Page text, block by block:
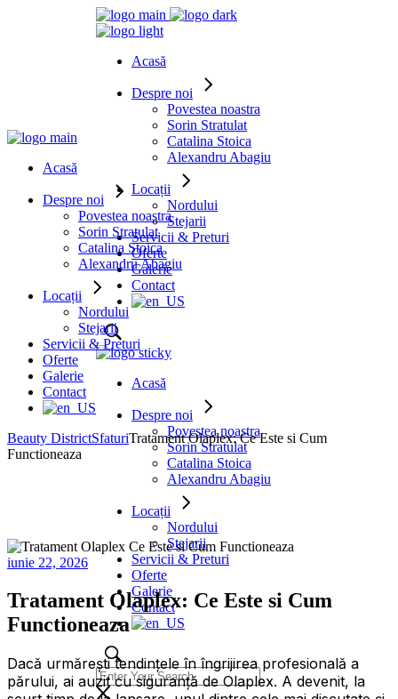
Acasă
Despre noi
Povestea noastra
Sorin Stratulat
Catalina Stoica
Alexandru Abagiu
Locații
Nordului
Stejarii
Servicii & Preturi
Oferte
Galerie
Contact
Acasă
Despre noi
Povestea noastra
Sorin Stratulat
Catalina Stoica
Alexandru Abagiu
Locații
Nordului
Stejarii
Servicii & Preturi
Oferte
Galerie
Contact
Acasă
Despre noi
Povestea noastra
Sorin Stratulat
Catalina Stoica
Alexandru Abagiu
Locații
Nordului
Stejarii
Servicii & Preturi
Oferte
Galerie
Contact
Beauty DistrictSfaturiTratament Olaplex: Ce Este si Cum
Functioneaza
iunie 22, 2026
Tratament Olaplex: Ce Este si Cum
Functioneaza
Dacă urmărești tendințele în îngrijirea profesională a
părului, ai auzit cu siguranță de Olaplex. A devenit, la